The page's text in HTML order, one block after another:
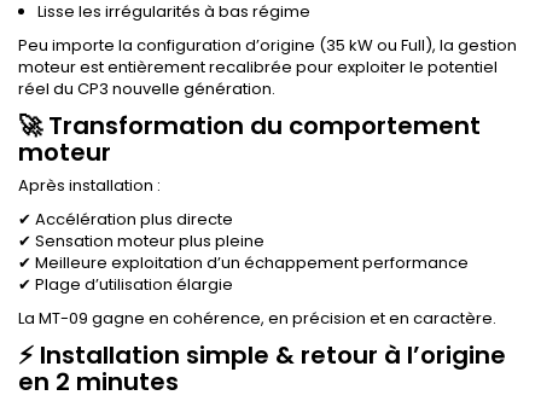
Lisse les irrégularités à bas régime
Peu importe la configuration d’origine (35 kW ou Full), la gestion
moteur est entièrement recalibrée pour exploiter le potentiel
réel du CP3 nouvelle génération.
🚀 Transformation du comportement
moteur
Après installation :
✔ Accélération plus directe
✔ Sensation moteur plus pleine
✔ Meilleure exploitation d’un échappement performance
✔ Plage d’utilisation élargie
La MT-09 gagne en cohérence, en précision et en caractère.
⚡ Installation simple & retour à l’origine
en 2 minutes